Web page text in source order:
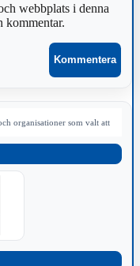
webbplats i denna
kommentar.
organisationer som valt att